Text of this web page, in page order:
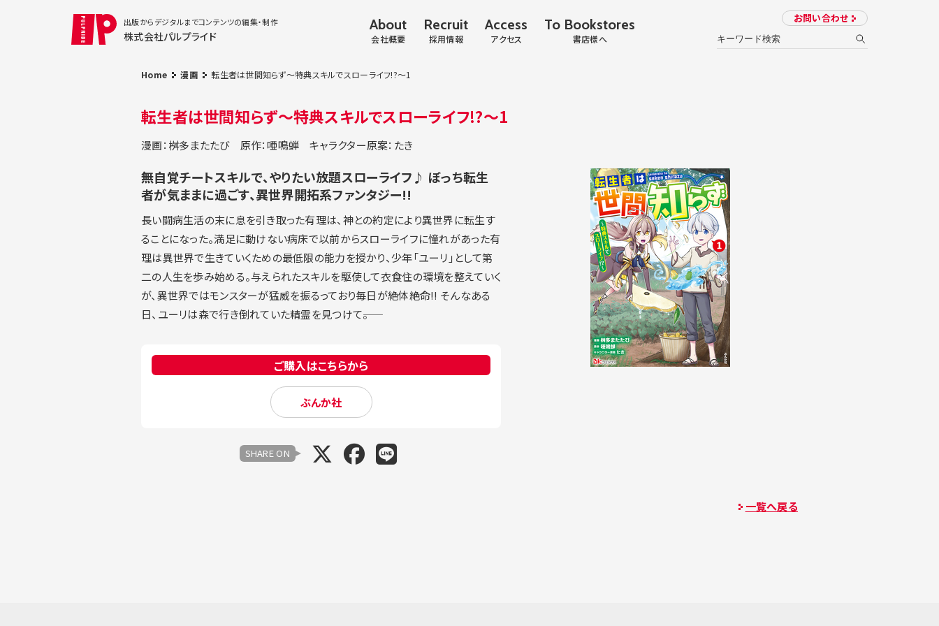
出版からデジタルまでコンテンツの編集・制作
株式会社パルプライド
About
会社概要
Recruit
採用情報
Access
アクセス
To Bookstores
書店様へ
お問い合わせ
Home 漫画 転生者は世間知らず～特典スキルでスローライフ!?～1
転生者は世間知らず～特典スキルでスローライフ!?～1
漫画：桝多またたび 原作：唖鳴蝉 キャラクター原案：たき
無自覚チートスキルで、やりたい放題スローライフ♪ ぼっち転生
者が気ままに過ごす、異世界開拓系ファンタジー!!
長い闘病生活の末に息を引き取った有理は、神との約定により異世界に転生す
ることになった。満足に動けない病床で以前からスローライフに憧れがあった有
理は異世界で生きていくための最低限の能力を授かり、少年「ユーリ」として第
二の人生を歩み始める。与えられたスキルを駆使して衣食住の環境を整えていく
が、異世界ではモンスターが猛威を振るっており毎日が絶体絶命!! そんなある
日、ユーリは森で行き倒れていた精霊を見つけて――。
ご購入はこちらから
ぶんか社
SHARE ON
一覧へ戻る